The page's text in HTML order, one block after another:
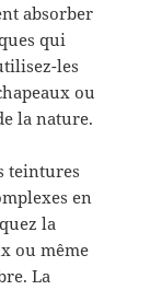
absorber
qui
les
ou
la nature.
teintures
en
la
ou même
La